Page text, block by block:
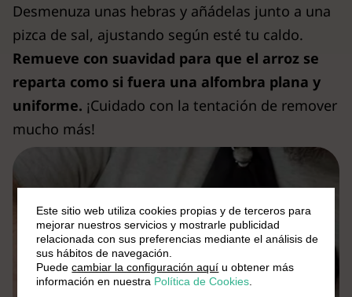
Desmenuza unas hebras y añádelas junto a una
pizca de sal, ajustando según esté tu caldo.
Remueve con suavidad para que el arroz se
reparta como si fuera una alfombra plana y
uniforme. ¡Cuidado con la tentación de remover
mucho más!
Este sitio web utiliza cookies propias y de terceros para
mejorar nuestros servicios y mostrarle publicidad
relacionada con sus preferencias mediante el análisis de
sus hábitos de navegación.
Puedecambiar la configuración aquí u obtener más
información en nuestra Política de Cookies